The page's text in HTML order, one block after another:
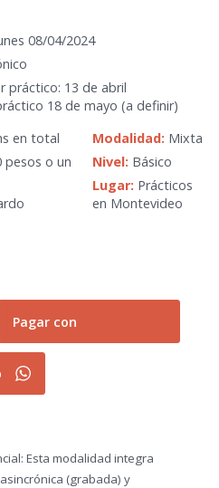
08/04/2024
práctico: 13 de abril
18 de mayo (a definir)
en total
pesos o un
Modalidad: Mixta
Nivel: Básico
Lugar: Prácticos
en Montevideo
Pagar con
Esta modalidad integra
(grabada) y